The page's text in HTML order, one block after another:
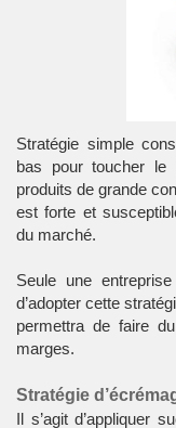
Stratégie simple
bas pour toucher le
produits de grande
est forte et
du marché.
Seule une
d’adopter cette
permettra de faire
marges.
Stratégie
Il s’agit d’appliquer